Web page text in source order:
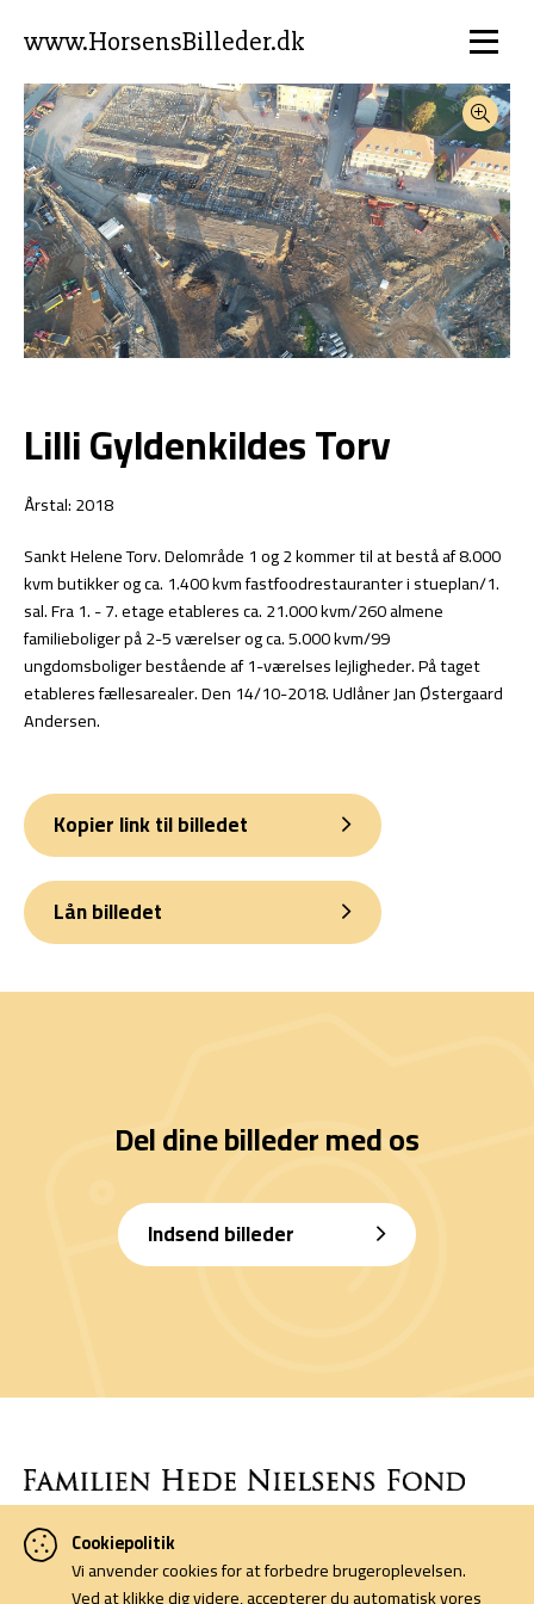
www.HorsensBilleder.dk
Lilli Gyldenkildes Torv
Årstal: 2018
Sankt Helene Torv. Delområde 1 og 2 kommer til at bestå af 8.000
kvm butikker og ca. 1.400 kvm fastfoodrestauranter i stueplan/1.
sal. Fra 1. - 7. etage etableres ca. 21.000 kvm/260 almene
familieboliger på 2-5 værelser og ca. 5.000 kvm/99
ungdomsboliger bestående af 1-værelses lejligheder. På taget
etableres fællesarealer. Den 14/10-2018. Udlåner Jan Østergaard
Andersen.
Kopier link til billedet
Lån billedet
Del dine billeder med os
Indsend billeder
Denne side er finansieret af Familien Hede Nielsens Fond og drives
af foreningen Horsens Billeders Venner.
Cookiepolitik
Vi anvender cookies for at forbedre brugeroplevelsen.
Ved at klikke dig videre, accepterer du automatisk vores